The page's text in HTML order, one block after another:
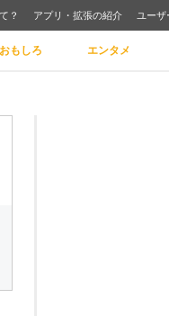
？ アプリ・拡張の紹介 ユー
おもしろ エンタメ